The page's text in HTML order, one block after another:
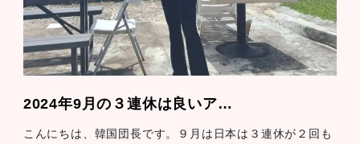
2024年9月の３連休は良いア…
こんにちは、韓国団長です。９月は日本は３連休が２回も